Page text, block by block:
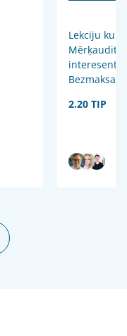
Lekciju
interesenti
Bezmaksas
2.20 TIP